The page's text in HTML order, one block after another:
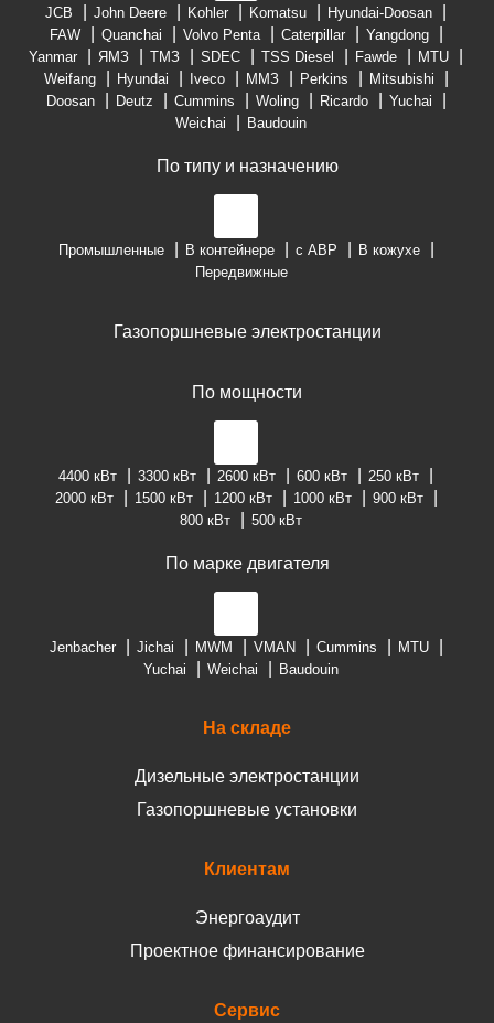
JCB John Deere Kohler Komatsu
Hyundai-Doosan
FAW
Quanchai Volvo Penta Caterpillar
Yangdong
Yanmar
ЯМЗ ТМЗ SDEC TSS Diesel Fawde
MTU
Weifang
Hyundai Iveco ММЗ Perkins
Mitsubishi
Doosan
Deutz Cummins Woling Ricardo
Yuchai
Weichai
Baudouin
По типу и назначению
Промышленные В контейнере с АВР
В кожухе
Передвижные
Газопоршневые электростанции
По мощности
4400 кВт 3300 кВт 2600 кВт 600 кВт
250 кВт
2000 кВт
1500 кВт 1200 кВт 1000 кВт
900 кВт
800 кВт
500 кВт
По марке двигателя
Jenbacher Jichai MWM VMAN Cummins
MTU
Yuchai
Weichai Baudouin
На складе
Дизельные электростанции
Газопоршневые установки
Клиентам
Энергоаудит
Проектное финансирование
Сервис